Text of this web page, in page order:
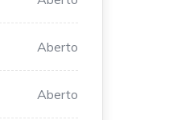
Aberto
Aberto